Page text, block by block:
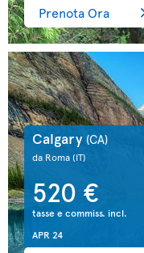
Prenota Ora
Calgary (CA)
da Roma(IT)
520 €
tasse e commiss. incl.
APR 24